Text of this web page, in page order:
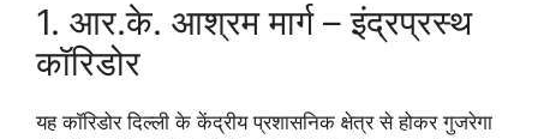
1. आर.के. आश्रम मार्ग – इंद्रप्रस्थ
कॉरिडोर
यह कॉरिडोर दिल्ली के केंद्रीय प्रशासनिक क्षेत्र से होकर गुजरेगा